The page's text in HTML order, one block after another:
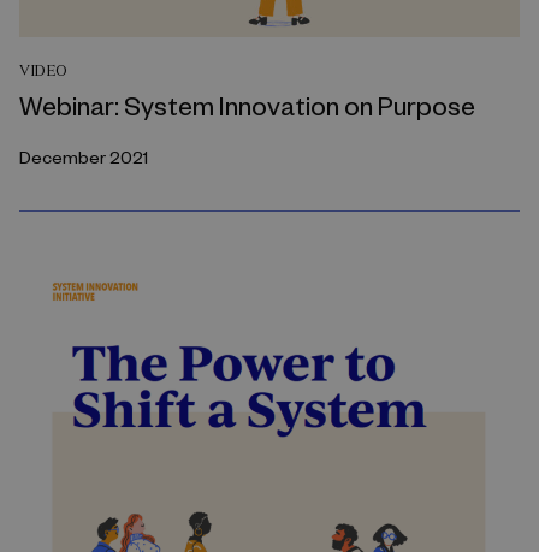
VIDEO
Webinar: System Innovation on Purpose
December 2021